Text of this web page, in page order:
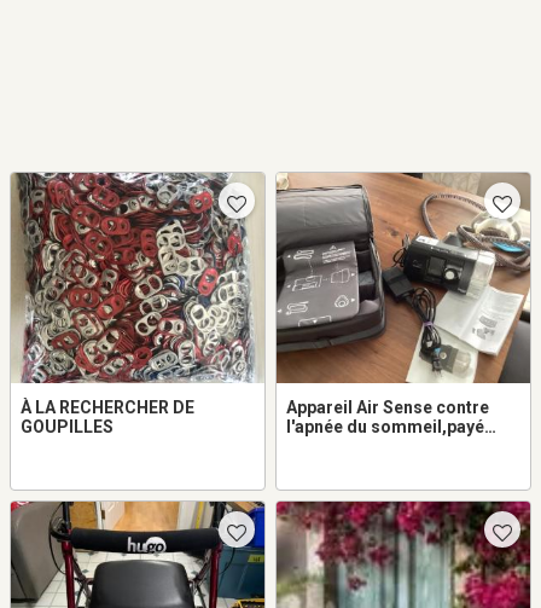
À LA RECHERCHER DE
GOUPILLES
Appareil Air Sense contre
l'apnée du sommeil,payé
300,00$ - argent comptant
seulement.